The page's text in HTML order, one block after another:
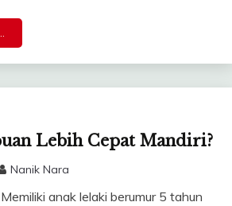
Lebih Cepat Mandiri?
Nanik Nara
anak lelaki berumur 5 tahun